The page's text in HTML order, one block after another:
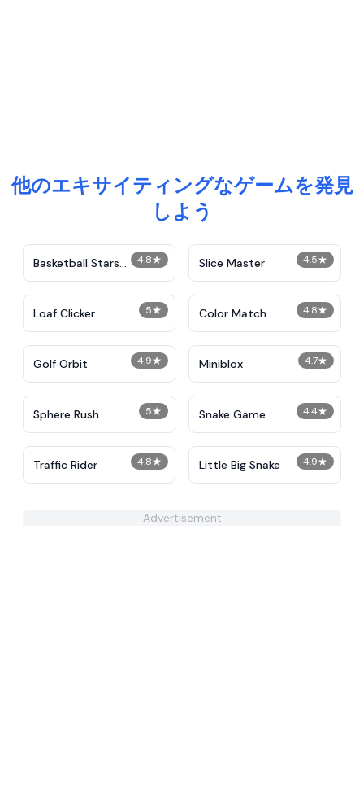
他のエキサイティングなゲームを発見
しよう
4.8★
Basketball Stars
Unblocked
4.5★
Slice Master
5★
Loaf Clicker 4.8★
Color Match
4.9★
Golf Orbit 4.7★
Miniblox
5★
Sphere Rush 4.4★
Snake Game
4.8★
Traffic Rider 4.9★
Little Big Snake
Advertisement